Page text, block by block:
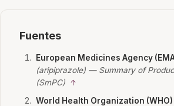
Fuentes
European Medicines Agency
(aripiprazole) — Summary of
(SmPC) ↑
World Health Organization (WHO)